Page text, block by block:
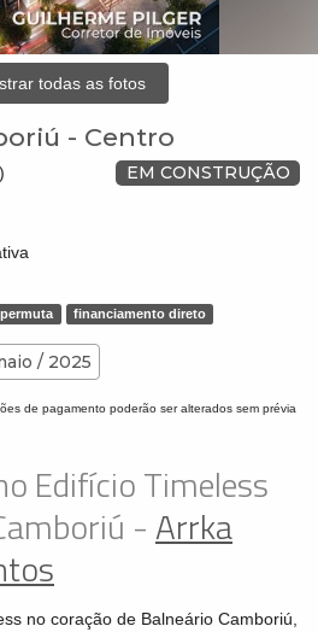
todas as fotos
- Centro
EM CONSTRUÇÃO
financiamento direto
/ 2025
de pagamento poderão ser alterados sem prévia
Edifício Timeless
-Arrka
no coração de Balneário Camboriú,